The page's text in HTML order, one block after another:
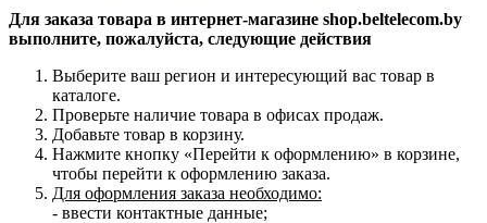
Для заказа товара в интернет-магазине shop.beltelecom.by
выполните, пожалуйста, следующие действия
Выберите ваш регион и интересующий вас товар в
каталоге.
Проверьте наличие товара в офисах продаж.
Добавьте товар в корзину.
Нажмите кнопку «Перейти к оформлению» в корзине,
чтобы перейти к оформлению заказа.
Для оформления заказа необходимо:
- ввести контактные данные;